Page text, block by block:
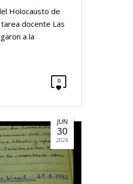
Holocausto de
docente Las
a la
0
JUN
30
2026